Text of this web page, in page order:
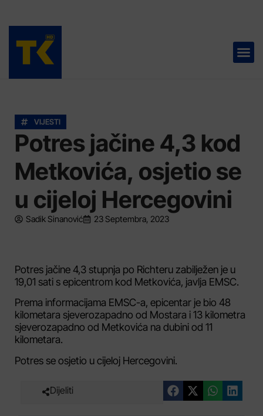
VIJESTI
Potres jačine 4,3 kod
Metkovića, osjetio se
u cijeloj Hercegovini
Sadik Sinanović 23 Septembra, 2023
Potres jačine 4,3 stupnja po Richteru zabilježen je u
19,01 sati s epicentrom kod Metkovića, javlja EMSC.
Prema informacijama EMSC-a, epicentar je bio 48
kilometara sjeverozapadno od Mostara i 13 kilometra
sjeverozapadno od Metkovića na dubini od 11
kilometara.
Potres se osjetio u cijeloj Hercegovini.
Dijeliti